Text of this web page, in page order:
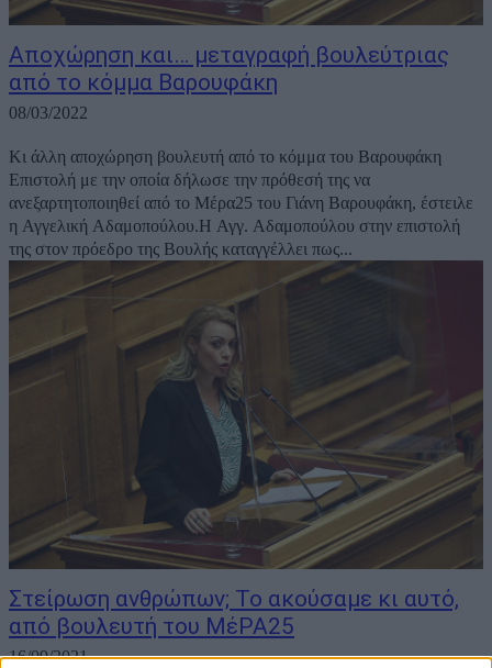
Αποχώρηση και… μεταγραφή βουλεύτριας
από το κόμμα Βαρουφάκη
08/03/2022
Κι άλλη αποχώρηση βουλευτή από το κόμμα του Βαρουφάκη
Επιστολή με την οποία δήλωσε την πρόθεσή της να
ανεξαρτητοποιηθεί από το Μέρα25 του Γιάνη Βαρουφάκη, έστειλε
η Αγγελική Αδαμοπούλου.Η Αγγ. Αδαμοπούλου στην επιστολή
της στον πρόεδρο της Βουλής καταγγέλλει πως...
Στείρωση ανθρώπων; Το ακούσαμε κι αυτό,
από βουλευτή του ΜέΡΑ25
16/09/2021